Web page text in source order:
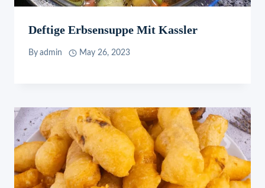
Deftige Erbsensuppe Mit Kassler
By admin May 26, 2023